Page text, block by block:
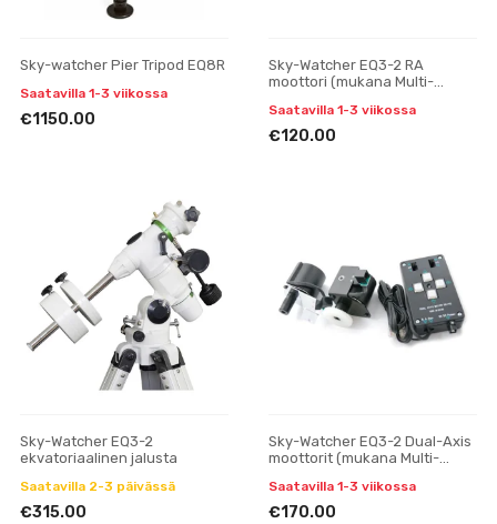
Sky-watcher Pier Tripod EQ8R
Saatavilla 1-3 viikossa
€1150.00
Sky-Watcher EQ3-2 RA
moottori (mukana Multi-
Saatavilla 1-3 viikossa
€120.00
Sky-Watcher EQ3-2
ekvatoriaalinen jalusta
Saatavilla 2-3 päivässä
€315.00
Sky-Watcher EQ3-2 Dual-Axis
moottorit (mukana Multi-
Saatavilla 1-3 viikossa
€170.00